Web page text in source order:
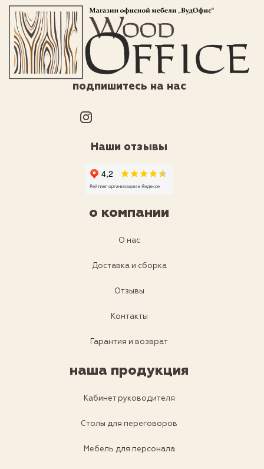
подпишитесь на нас
Наши отзывы
о компании
О нас
Доставка и сборка
Отзывы
Контакты
Гарантия и возврат
наша продукция
Кабинет руководителя
Столы для переговоров
Мебель для персонала